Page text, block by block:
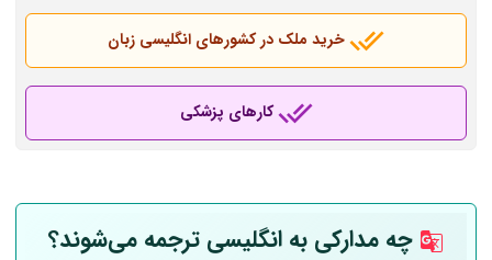
خرید ملک در کشورهای انگلیسی زبان
کارهای پزشکی
چه مدارکی به انگلیسی ترجمه می‌شوند؟